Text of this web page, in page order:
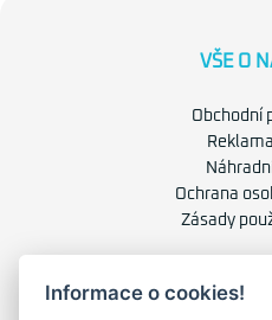
VŠE O
Obchodní
Ochrana
Zásady
O
Informace o cookies!